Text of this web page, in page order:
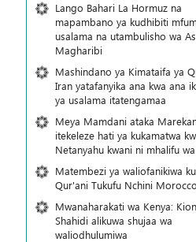
Lango Bahari La Hormuz na
mapambano ya kudhibiti
usalama na utambulisho wa
Magharibi
Mashindano ya Kimataifa ya
Iran yatafanyika ana kwa ana
ya usalama itatengamaa
Meya Mamdani ataka
itekeleze hati ya kukamatwa
Netanyahu kwani ni mhalifu
Matembezi ya waliofanikiwa
Qur'ani Tukufu Nchini Morocco
Mwanaharakati wa Kenya:
Shahidi alikuwa shujaa wa
waliodhulumiwa